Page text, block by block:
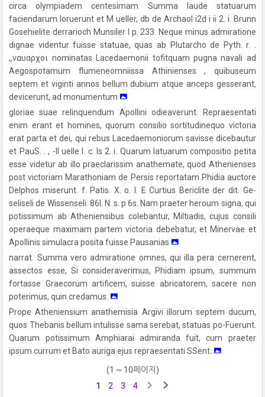
circa olympiadem centesimam Summa laude statuarum
faciendarum loruerunt et M ueller, db de Archaol i2d i ii 2. i. Brunn
Gosehielite derrarioch Munsiler I p. 233. Neque minus admiratione
dignae videntur fuisse statuae, quas ab Plutarcho de Pyth. r. .
,,ναυαρχοι nominatas Lacedaemonii tofitquam pugna navali ad
Aegospotamum flumeneomniissa Athinienses , quibuseum
septem et viginti annos bellum dubium atque anceps gesserant,
devicerunt, ad monumentum
gloriae suae relinquendum Apollini odieaverunt. Repraesentati
enim erant et homines, quorum consilio sortitudinequo victoria
erat parta et dei, qui rebus Lacedaemoniorum savisse dicebautur
et PauS. . , -ll uelle l. c. Is 2. i. Quarum latuarum compositio petita
esse videtur ab illo praeclarissim anathemate, quod Athenienses
post victoriam Marathoniam de Persis reportatam Phidia auctore
Delphos miserunt. f. Patis. X. o. l. E Curtius Bericlite der dit. Ge-
seliseli de Wissenseli. 86l. N. s. p 6s. Nam praeter heroum signa, qui
potissimum ab Atheniensibus colebantur, Miltiadis, cujus consili
operaeque maximam partem victoria debebatur, et Minervae et
Apollinis simulacra posita fuisse Pausanias
narrat. Summa vero admiratione omnes, qui illa pera cernerent,
assectos esse, Si consideraverimus, Phidiam ipsum, summum
fortasse Graecorum artificem, suisse abricatorem, sacere non
poterimus, quin credamus.
Prope Atheniensium anathemisia Argivi illorum septem ducum,
quos Thebanis bellum intulisse sama serebat, statuas po-Fuerunt.
Quarum potissimum Amphiarai admiranda fuit, cum praeter
ipsum currum et Bato auriga ejus repraesentati SSent.
(1 ~ 10페이지)
1
2 3 4